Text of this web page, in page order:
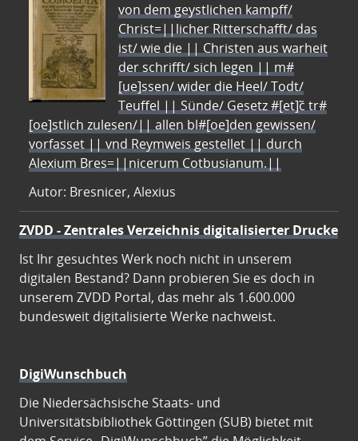
von dem geystlichen kampff/
Christ=||licher Ritterschafft/ das
ist/ wie die || Christen aus warheit
der schrifft/ sich legen || m#
[ue]ssen/ wider die Heel/ Todt/
Teuffel || Sünde/ Gesetz #[et]c̃ tr#
[oe]stlich zulesen/|| allen bl#[oe]den gewissen/
vorfasset || vnd Reymweis gestellet || durch
Alexium Bres=||nicerum Cotbusianum.||
Autor: Bresnicer, Alexius
ZVDD - Zentrales Verzeichnis digitalisierter Drucke
Ist Ihr gesuchtes Werk noch nicht in unserem
digitalen Bestand? Dann probieren Sie es doch in
unserem ZVDD Portal, das mehr als 1.600.000
bundesweit digitalisierte Werke nachweist.
DigiWunschbuch
Die Niedersächsische Staats- und
Universitätsbibliothek Göttingen (SUB) bietet mit